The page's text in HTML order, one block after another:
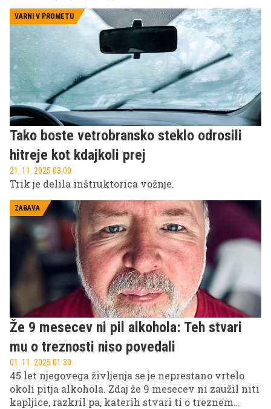
VARNI V PROMETU
Tako boste vetrobransko steklo odrosili
hitreje kot kdajkoli prej
21. 11. 2025 03.00
Trik je delila inštruktorica vožnje.
ZABAVA
Že 9 mesecev ni pil alkohola: Teh stvari
mu o treznosti niso povedali
01. 11. 2025 01.30
45 let njegovega življenja se je neprestano vrtelo
okoli pitja alkohola. Zdaj že 9 mesecev ni zaužil niti
kapljice, razkril pa, katerih stvari ti o treznem